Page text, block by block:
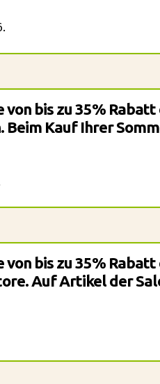
von bis zu 35%
Beim Kauf Ihrer
von bis zu 35%
Auf Artikel der